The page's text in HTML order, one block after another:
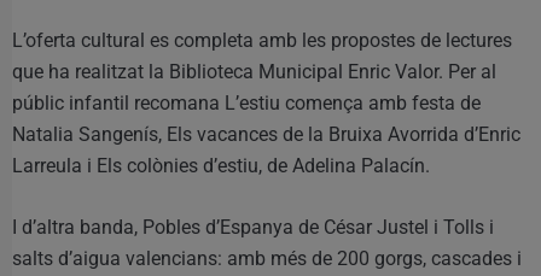
L’oferta cultural es completa amb les propostes de lectures
que ha realitzat la Biblioteca Municipal Enric Valor. Per al
públic infantil recomana L’estiu comença amb festa de
Natalia Sangenís, Els vacances de la Bruixa Avorrida d’Enric
Larreula i Els colònies d’estiu, de Adelina Palacín.
I d’altra banda, Pobles d’Espanya de César Justel i Tolls i
salts d’aigua valencians: amb més de 200 gorgs, cascades i